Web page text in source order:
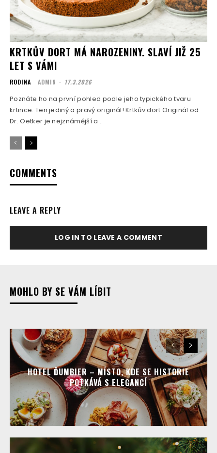
KRTKŮV DORT MÁ NAROZENINY. SLAVÍ JIŽ 25
LET S VÁMI
RODINA ADMIN - 17.3.2026
Poznáte ho na první pohled podle jeho typického tvaru
krtince. Ten jediný a pravý originál! Krtkův dort Originál od
Dr. Oetker je nejznámější a...
COMMENTS
LEAVE A REPLY
LOG IN TO LEAVE A COMMENT
MOHLO BY SE VÁM LÍBIT
HOTEL ĎUMBIER – MÍSTO, KDE SE HISTORIE
POTKÁVÁ S ELEGANCÍ